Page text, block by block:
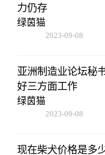
力仍存
绿茵猫
2023-09-08
亚洲制造业论坛秘
好三方面工作
绿茵猫
2023-09-08
现在柴犬价格是多